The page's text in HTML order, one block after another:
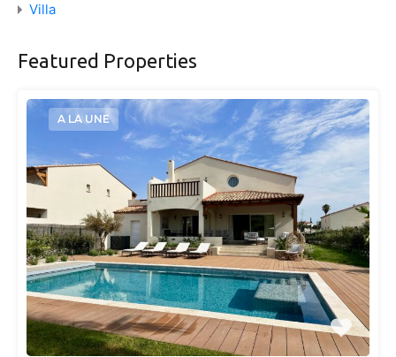
Villa
Featured Properties
A LA UNE